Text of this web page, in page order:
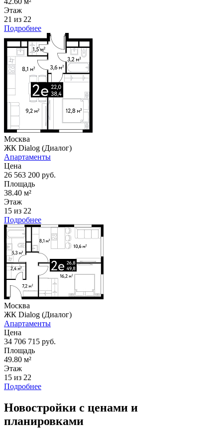
Этаж
21 из 22
Подробнее
Москва
ЖК Dialog (Диалог)
Апартаменты
Цена
26 563 200 руб.
Площадь
38.40 м²
Этаж
15 из 22
Подробнее
Москва
ЖК Dialog (Диалог)
Апартаменты
Цена
34 706 715 руб.
Площадь
49.80 м²
Этаж
15 из 22
Подробнее
Новостройки с ценами и
планировками